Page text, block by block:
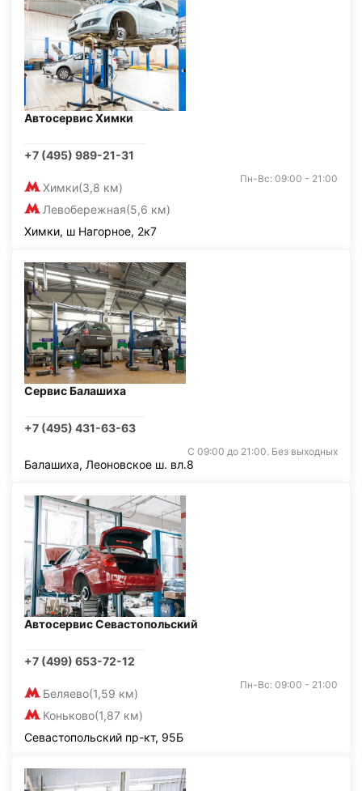
Автосервис Химки
+7 (495) 989-21-31
Химки(3,8 км)
Левобережная(5,6 км)
Пн-Вс: 09:00 - 21:00
Химки, ш Нагорное, 2к7
Сервис Балашиха
+7 (495) 431-63-63
С 09:00 до 21:00. Без выходных
Балашиха, Леоновское ш. вл.8
Автосервис Севастопольский
+7 (499) 653-72-12
Беляево(1,59 км)
Коньково(1,87 км)
Пн-Вс: 09:00 - 21:00
Севастопольский пр-кт, 95Б